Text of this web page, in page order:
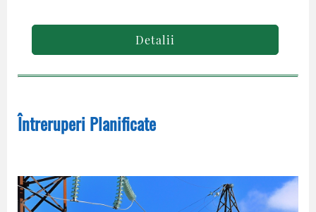
Detalii
Întreruperi Planificate